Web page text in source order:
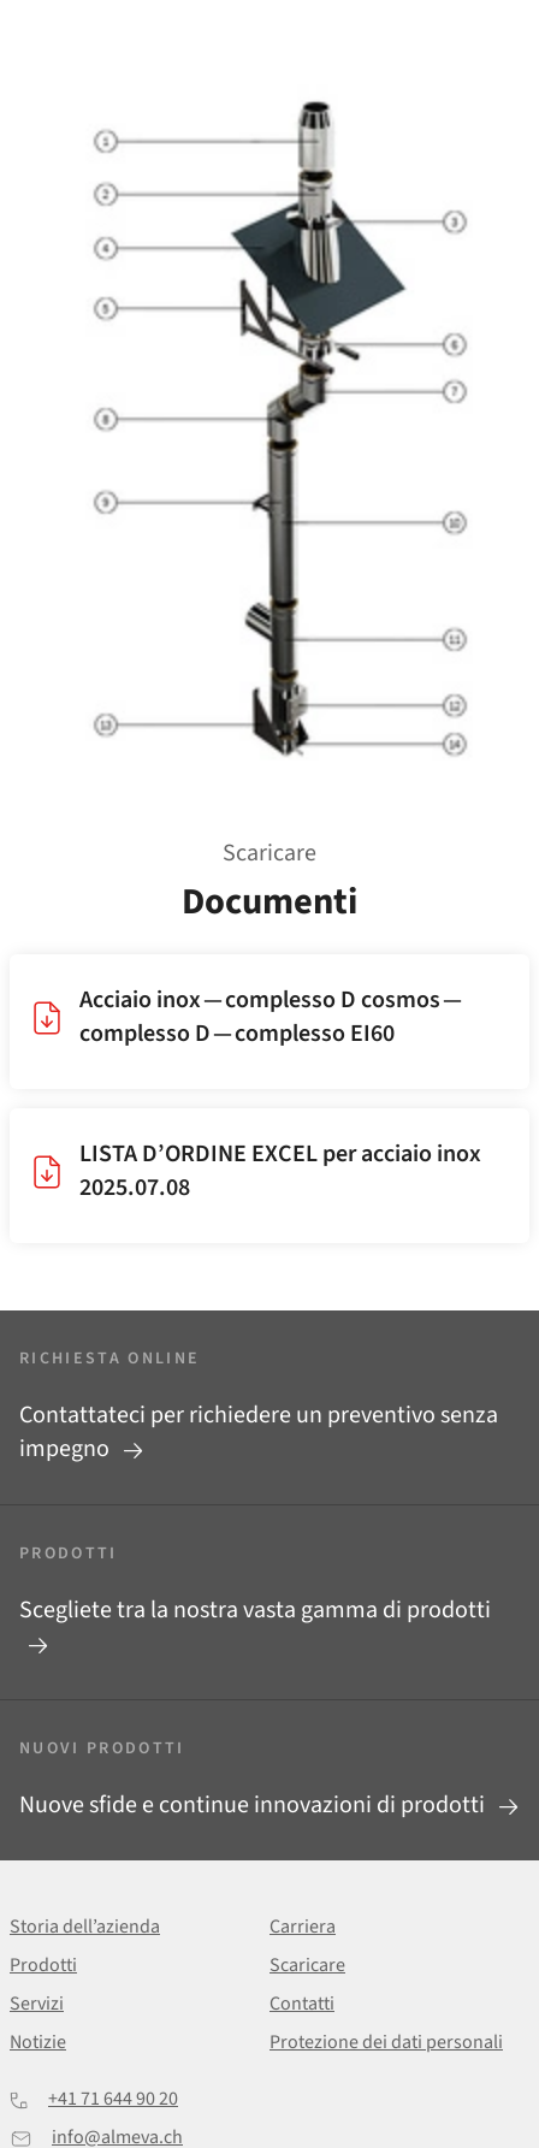
Scaricare
Documenti
Acciaio inox — complesso D cosmos —
complesso D — complesso EI60
LISTA D’ORDINE EXCEL per acciaio inox
2025.07.08
RICHIESTA ONLINE
Contattateci per richiedere un preventivo senza
impegno
PRODOTTI
Scegliete tra la nostra vasta gamma di prodotti
NUOVI PRODOTTI
Nuove sfide e continue innovazioni di prodotti
Storia dell’azienda
Carriera
Prodotti
Scaricare
Servizi
Contatti
Notizie
Protezione dei dati personali
+41 71 644 90 20
info@almeva.ch